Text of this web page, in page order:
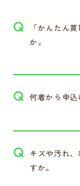
Q
「かんたん
か。
Q 何着から申込
Q キズや汚れ
すか。